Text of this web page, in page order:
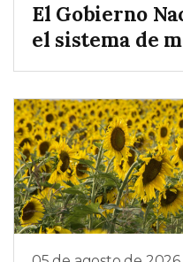
El Gobierno
el sistema de